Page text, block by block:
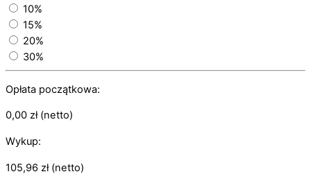
10%
15%
20%
30%
Opłata początkowa:
0,00 zł(netto)
Wykup:
105,96 zł(netto)